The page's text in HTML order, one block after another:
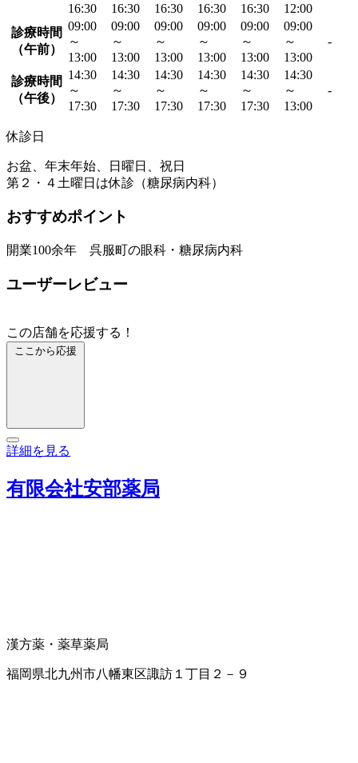
16:30
16:30
16:30
16:30
16:30
12:00
診療時間
（午前）
09:00
～
13:00
09:00
～
13:00
09:00
～
13:00
09:00
～
13:00
09:00
～
13:00
09:00
～
13:00
-
診療時間
（午後）
14:30
～
17:30
14:30
～
17:30
14:30
～
17:30
14:30
～
17:30
14:30
～
17:30
14:30
～
13:00
-
休診日
お盆、年末年始、日曜日、祝日
第２・４土曜日は休診（糖尿病内科）
おすすめポイント
開業100余年 呉服町の眼科・糖尿病内科
ユーザーレビュー
この店舗を応援する！
ここから応援
詳細を見る
有限会社安部薬局
漢方薬・薬草薬局
福岡県北九州市八幡東区諏訪１丁目２－９